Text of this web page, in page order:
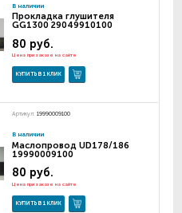
В наличии
Прокладка глушителя
GG1300 29049910100
80 руб.
Цена при заказе на сайте
КУПИТЬ В 1 КЛИК
Артикул: 19990009100
В наличии
Маслопровод UD178/186
19990009100
80 руб.
Цена при заказе на сайте
КУПИТЬ В 1 КЛИК